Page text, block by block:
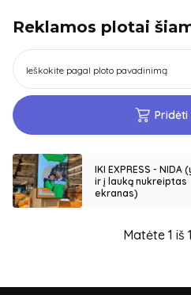
Reklamos plotai
Pridėti
IKI EXPRESS - NIDA
ir į lauką nukreiptas
ekranas)
Matėte 1 iš